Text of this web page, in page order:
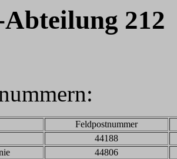
Abteilung 212
Feldpostnummer
44188
44806